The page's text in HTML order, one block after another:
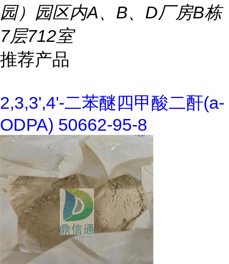
园）园区内A、B、D厂房B栋
7层712室
推荐产品
2,3,3',4'-二苯醚四甲酸二酐(a-
ODPA) 50662-95-8